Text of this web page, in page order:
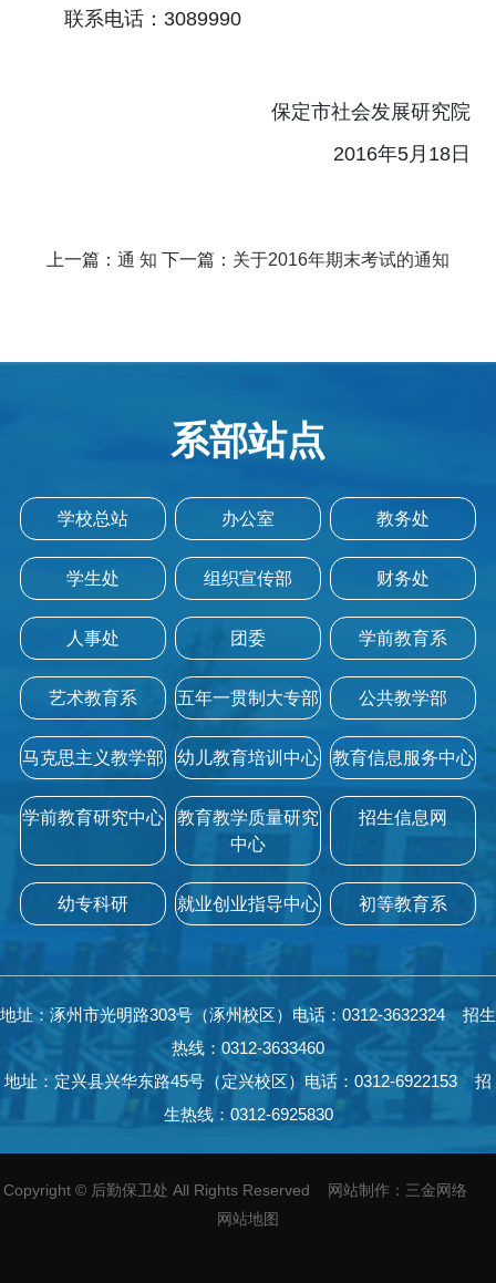
联系电话：3089990
保定市社会发展研究院
2016年5月18日
上一篇： 通 知 下一篇： 关于2016年期末考试的通知
系部站点
学校总站 办公室 教务处
学生处 组织宣传部 财务处
人事处 团委 学前教育系
艺术教育系 五年一贯制大专部 公共教学部
马克思主义教学部 幼儿教育培训中心 教育信息服务中心
学前教育研究中心
教育教学质量研究
中心
招生信息网
幼专科研 就业创业指导中心 初等教育系
地址：涿州市光明路303号（涿州校区）电话：0312-3632324 招生
热线：0312-3633460
地址：定兴县兴华东路45号（定兴校区）电话：0312-6922153 招
生热线：0312-6925830
Copyright ©后勤保卫处 All Rights Reserved 网站制作： 三金网络
网站地图